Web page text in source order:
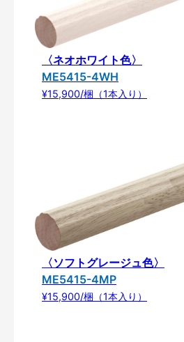
〈ネオホワイト色〉
ME5415-4WH
¥15,900/梱（1本入り）
〈ソフトグレージュ色〉
ME5415-4MP
¥15,900/梱（1本入り）